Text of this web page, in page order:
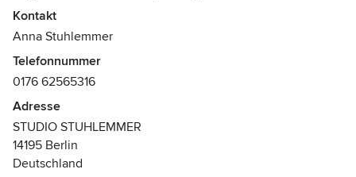
Wohnungsumgestaltung, Interior Design mit
Ausstattungsliste, Küchenplanung, Badplanung oder ein
auch nur einen Raum oder Bereich je nach dem, wie viel
Unterstützung sie benötigen. Über Partner kann auf
Wunsch auch die Bauausführung, Lieferung und Montage
organisiert werden.
Auszeichnungen:
Nominiert für 'Best of Interior Award 2024'
Kontakt
Anna Stuhlemmer
Telefonnummer
0176 62565316
Adresse
STUDIO STUHLEMMER
14195 Berlin
Deutschland